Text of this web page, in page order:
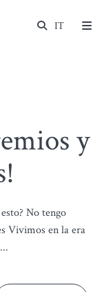
y
No tengo
Vivimos en la era